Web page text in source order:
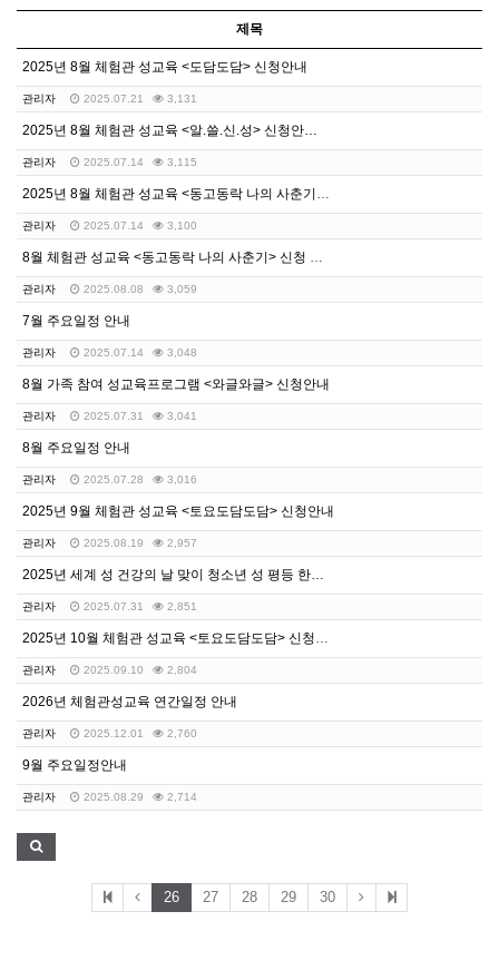
제목
2025년 8월 체험관 성교육 <도담도담> 신청안내
관리자 2025.07.21 3,131
2025년 8월 체험관 성교육 <알.쓸.신.성> 신청안…
관리자 2025.07.14 3,115
2025년 8월 체험관 성교육 <동고동락 나의 사춘기>…
관리자 2025.07.14 3,100
8월 체험관 성교육 <동고동락 나의 사춘기> 신청 안내
관리자 2025.08.08 3,059
7월 주요일정 안내
관리자 2025.07.14 3,048
8월 가족 참여 성교육프로그램 <와글와글> 신청안내
관리자 2025.07.31 3,041
8월 주요일정 안내
관리자 2025.07.28 3,016
2025년 9월 체험관 성교육 <토요도담도담> 신청안내
관리자 2025.08.19 2,957
2025년 세계 성 건강의 날 맞이 청소년 성 평등 한…
관리자 2025.07.31 2,851
2025년 10월 체험관 성교육 <토요도담도담> 신청안…
관리자 2025.09.10 2,804
2026년 체험관성교육 연간일정 안내
관리자 2025.12.01 2,760
9월 주요일정안내
관리자 2025.08.29 2,714
26 27 28 29 30